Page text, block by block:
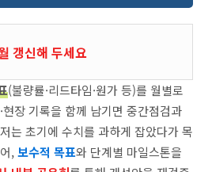
갱신해 두세요
(불량률·리드타임·원가 등)를 월별로
장 기록을 함께 남기면 중간점검과
는 초기에 수치를 과하게 잡았다가 목
,보수적 목표와 단계별 마일스톤을